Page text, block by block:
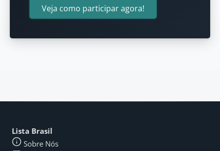
Veja como participar agora!
Lista Brasil
Sobre Nós